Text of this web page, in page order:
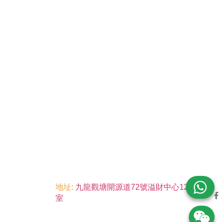
地址: 九龍觀塘開源道72號溢財中心12樓6
室